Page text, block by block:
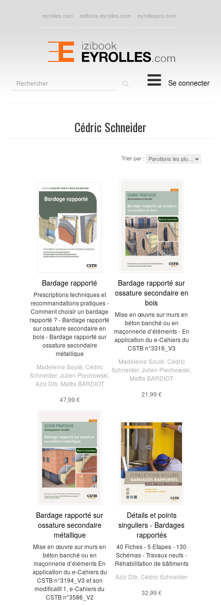
eyrolles.com editions-eyrolles.com eyrollespro.com
Se connecter
Cédric Schneider
Trier par : Parutions les plu…
Bardage rapporté
Prescriptions techniques et
recommandations pratiques -
Comment choisir un bardage
rapporté ? - Bardage rapporté
sur ossature secondaire en
bois - Bardage rapporté sur
ossature secondaire
métallique
Madeleine Soulé Cédric
Schneider, Julien Piechowski
Aziz Dib Mattis BARDIOT
47,99 €
Bardage rapporté sur
ossature secondaire en
bois
Mise en œuvre sur murs en
béton banché ou en
maçonnerie d’éléments - En
application du e-Cahiers du
CSTB n°3316_V3
Madeleine Soulé Cédric
Schneider, Julien Piechowski
Mattis BARDIOT
21,99 €
Bardage rapporté sur
ossature secondaire
métallique
Mise en œuvre sur murs en
béton banché ou en
maçonnerie d’éléments En
application du e-Cahiers du
CSTB n°3194_V3 et son
modificatif 1, e-Cahiers du
CSTB n°3586_V2
Détails et points
singuliers - Bardages
rapportés
40 Fiches - 5 Etapes - 130
Schémas - Travaux neufs -
Réhabilitation de bâtiments
Aziz Dib Cédric Schneider
32,99 €